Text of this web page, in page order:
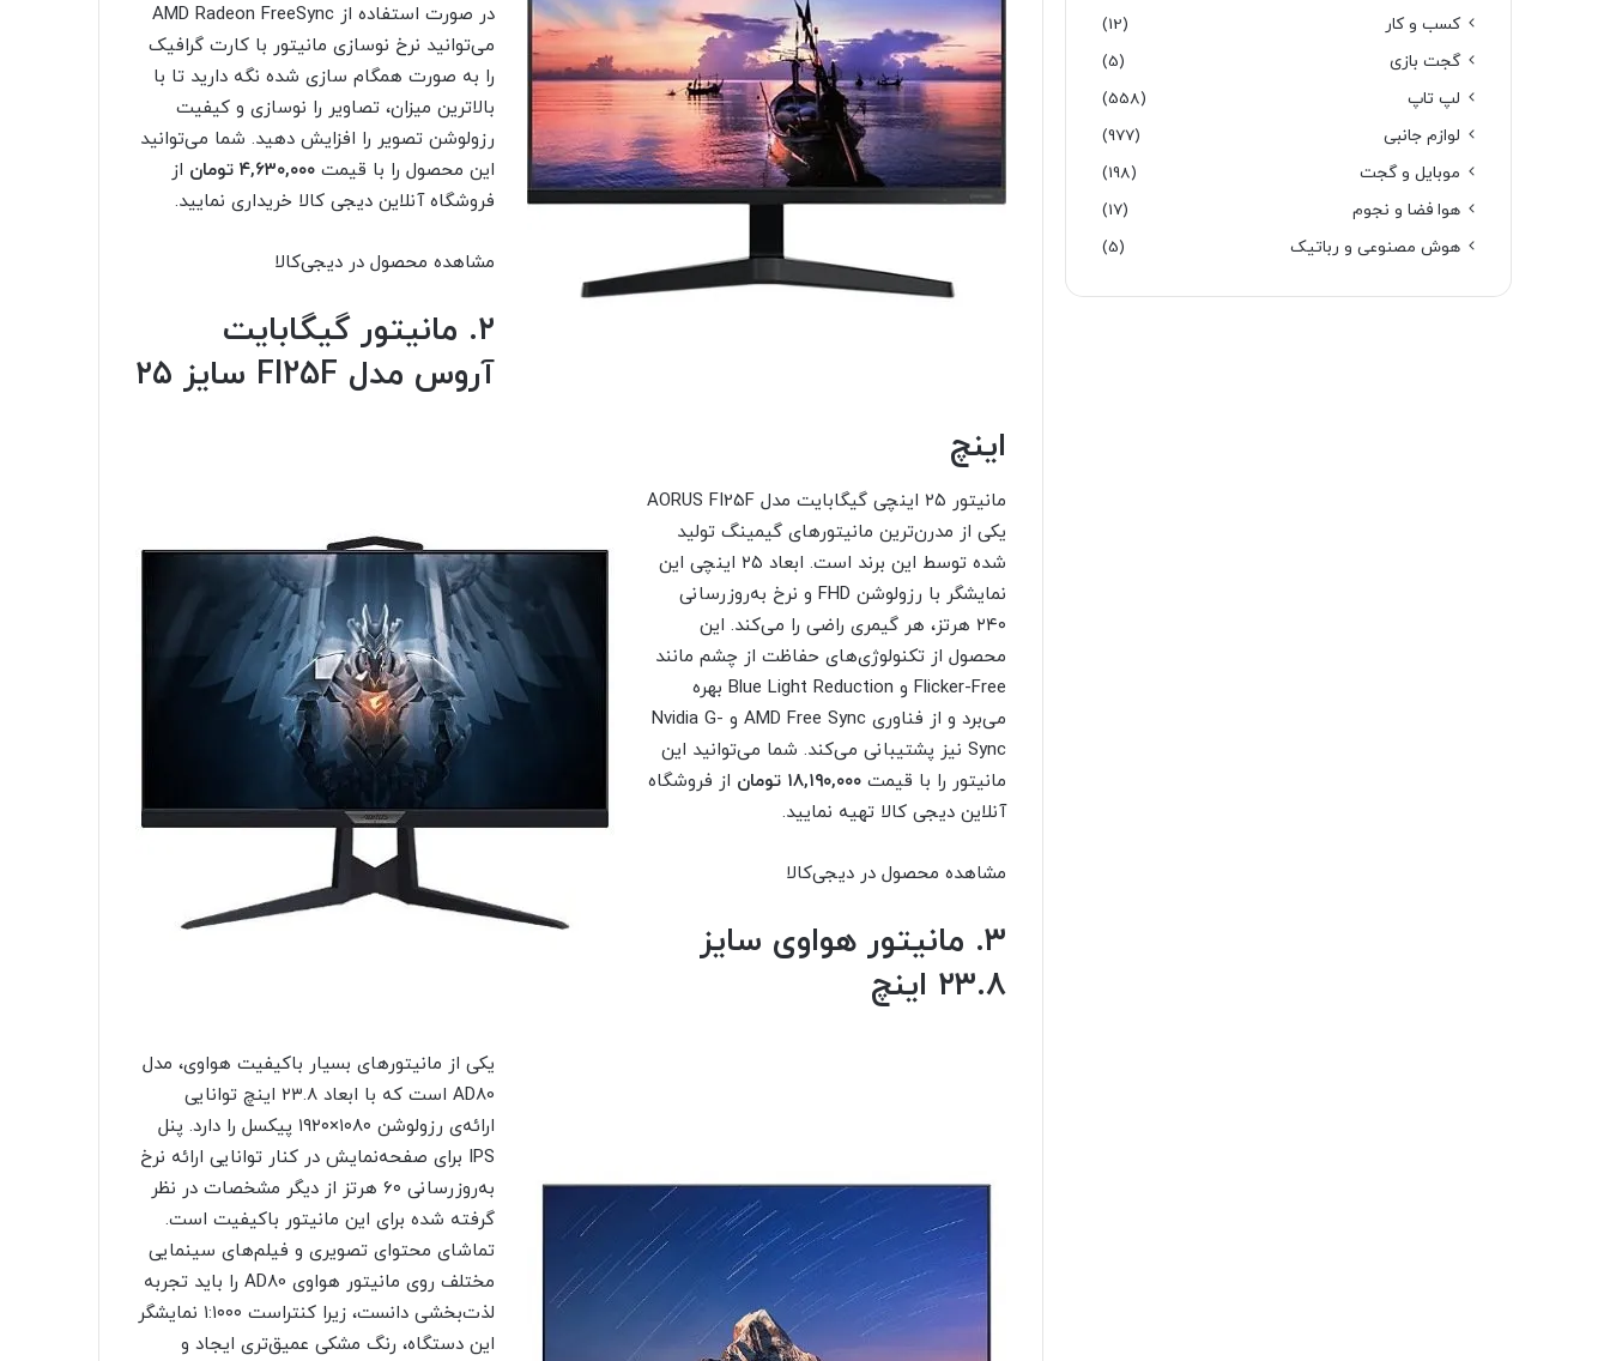
در صورت استفاده از AMD Radeon FreeSync
می‌توانید نرخ نوسازی مانیتور با کارت گرافیک
را به صورت همگام سازی شده نگه دارید تا با
بالاترین میزان، تصاویر را نوسازی و کیفیت
رزولوشن تصویر را افزایش دهید. شما می‌توانید
این محصول را با قیمت ۴,۶۳۰,۰۰۰ تومان
از
فروشگاه آنلاین دیجی کالا خریداری نمایید.
مشاهده محصول در دیجی‌کالا
۲. مانیتور گیگابایت
آروس مدل FI25F سایز ۲۵
اینچ
مانیتور ۲۵ اینچی گیگابایت مدل AORUS FI25F
یکی از مدرن‌ترین مانیتورهای گیمینگ تولید
شده توسط این برند است. ابعاد ۲۵ اینچی این
نمایشگر با رزولوشن FHD و نرخ‌ به‌روز‌رسانی
۲۴۰ هرتز، هر گیمری راضی را می‌کند. این
محصول از تکنولوژی‌های حفاظت از چشم مانند
Flicker-Free و Blue Light Reduction بهره
می‌برد و از فناوری AMD Free Sync و Nvidia G-
Sync نیز پشتیبانی می‌کند. شما می‌توانید این
مانیتور را با قیمت۱۸,۱۹۰,۰۰۰ تومان از فروشگاه
آنلاین دیجی کالا تهیه نمایید.
مشاهده محصول در دیجی‌کالا
۳. مانیتور هواوی سایز
۲۳.۸ اینچ
یکی از مانیتور‌های بسیار با‌کیفیت هواوی، مدل
AD80 است که با ابعاد ۲۳.۸ اینچ توانایی
ارائه‌ی رزولوشن ۱۰۸۰×۱۹۲۰ پیکسل را دارد. پنل
‌IPS برای صفحه‌نمایش در کنار توانایی ارائه نرخ
به‌روزرسانی ۶۰ هرتز از دیگر مشخصات در نظر
گرفته شده برای این مانیتور با‌کیفیت است.
تماشای محتوای تصویری و فیلم‌های سینمایی
مختلف روی مانیتور هواوی AD80 را باید تجربه
لذت‌بخشی دانست، زیرا کنتراست ۱:۱۰۰۰ نمایشگر
این دستگاه، رنگ مشکی عمیق‌تری ایجاد و
کسب و کار
(12)
گجت بازی
(5)
لپ تاپ
(558)
لوازم جانبی
(977)
موبایل و گجت
(198)
هوا فضا و نجوم
(17)
هوش مصنوعی و رباتیک
(5)